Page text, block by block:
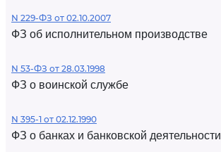
N 229-ФЗ от 02.10.2007
ФЗ об исполнительном производстве
N 53-ФЗ от 28.03.1998
ФЗ о воинской службе
N 395-1 от 02.12.1990
ФЗ о банках и банковской деятельности